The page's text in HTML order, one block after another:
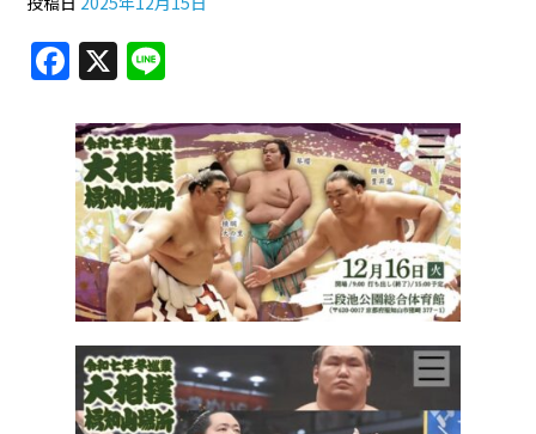
F
a
c
e
b
o
o
k
X
e